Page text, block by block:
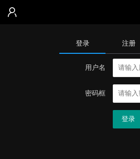
登录 注册
用户名
密码框
登录